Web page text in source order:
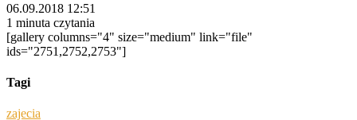
06.09.2018 12:51
1 minuta czytania
[gallery columns="4" size="medium" link="file"
ids="2751,2752,2753"]
Tagi
zajecia